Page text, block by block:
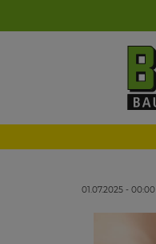
01.07.2025 - 00:00